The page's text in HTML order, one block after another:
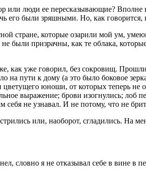
или люди ее пересказывающие?
его были зряшными. Но, как
стране, которые озарили мой ум,
были призрачны, как те облака,
как уже говорил, без сокровищ.
на пути к дому (а это было боковое
юноши, от которых теперь не
выражение; брови изогнулись; лоб
себя не узнавал. И не потому, что не
или, наоборот, сгладились. На
словно я не отказывал себе в вине в